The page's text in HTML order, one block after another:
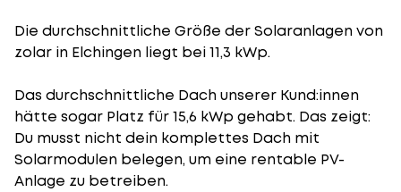
Die durchschnittliche Größe der Solaranlagenvon
zolar in Elchingen liegt bei 11,3 kWp.
Das durchschnittliche Dach unserer Kund:innen
hätte sogar Platz für 15,6 kWp gehabt. Das zeigt:
Du musst nicht dein komplettes Dach mit
Solarmodulen belegen, um eine rentable PV-
Anlage zu betreiben.